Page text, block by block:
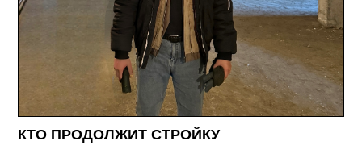
КТО ПРОДОЛЖИТ СТРОЙКУ